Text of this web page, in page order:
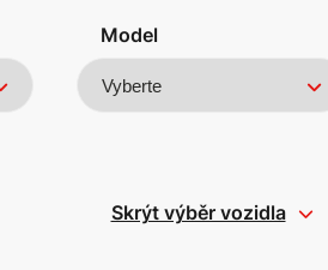
Model
Skrýt výběr vozidla